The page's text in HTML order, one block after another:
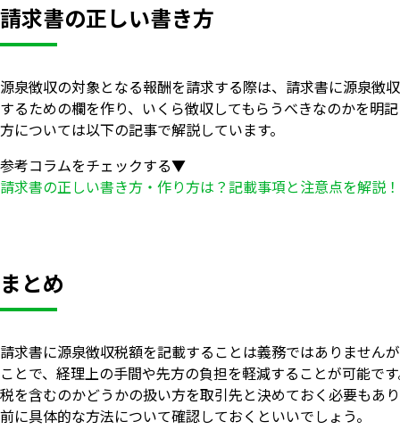
請求書の正しい書き方
源泉徴収の対象となる報酬を請求する際は、請求書に源泉徴
するための欄を作り、いくら徴収してもらうべきなのかを明
方については以下の記事で解説しています。
参考コラムをチェックする▼
請求書の正しい書き方・作り方は？記載事項と注意点を解説！
まとめ
請求書に源泉徴収税額を記載することは義務ではありません
ことで、経理上の手間や先方の負担を軽減することが可能で
税を含むのかどうかの扱い方を取引先と決めておく必要もあ
前に具体的な方法について確認しておくといいでしょう。